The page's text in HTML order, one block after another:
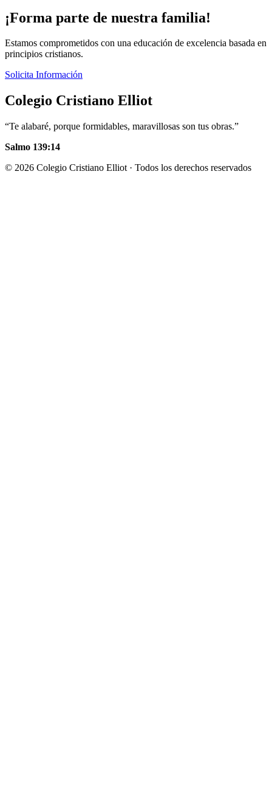
¡Forma parte de nuestra familia!
Estamos comprometidos con una educación de excelencia basada en
principios cristianos.
Solicita Información
Colegio Cristiano Elliot
“Te alabaré, porque formidables, maravillosas son tus obras.”
Salmo 139:14
© 2026 Colegio Cristiano Elliot · Todos los derechos reservados